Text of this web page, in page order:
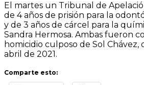
El martes un Tribunal de
de 4 años de prisión para la
y de 3 años de cárcel para la
Sandra Hermosa. Ambas fueron
homicidio culposo de Sol Chávez,
abril de 2021.
Comparte esto: